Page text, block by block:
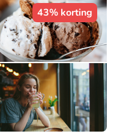
43% korting